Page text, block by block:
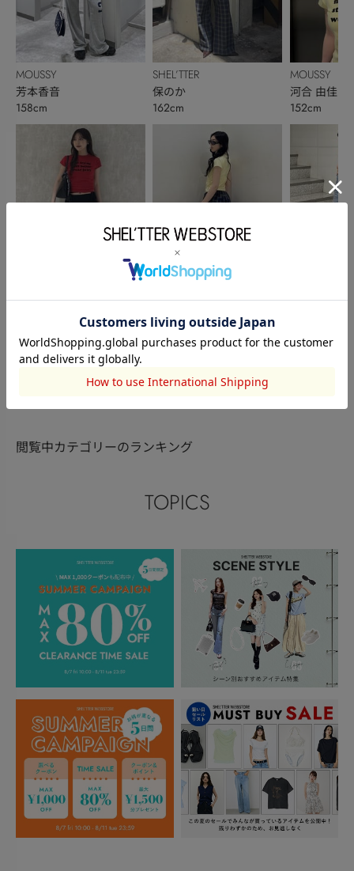
MOUSSY
芳本香音
158cm
162cm
SHEL’TTER
保のか
162cm
樫原鈴
158cm
MOUSSY
河合 由佳
152cm
166cm
このアイテムを見た人がチェックしている商品
閲覧中カテゴリーのランキング
TOPICS